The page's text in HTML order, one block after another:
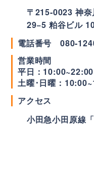
〒 215-0023 神
29−5 粕谷ビル
電話番号 080-
営業時間
平日： 10:00~22:00
土曜･日曜：
アクセス
小田急小田原線